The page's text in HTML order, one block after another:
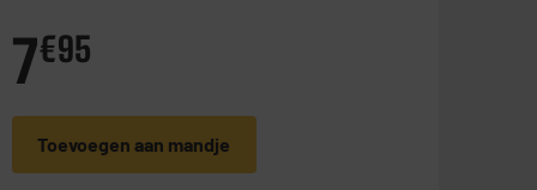
7€95
Toevoegen aan mandje